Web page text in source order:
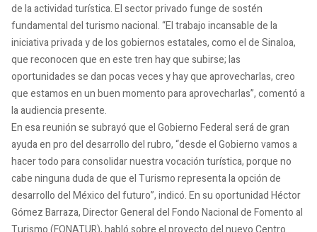
de la actividad turística. El sector privado funge de sostén
fundamental del turismo nacional. “El trabajo incansable de la
iniciativa privada y de los gobiernos estatales, como el de Sinaloa,
que reconocen que en este tren hay que subirse; las
oportunidades se dan pocas veces y hay que aprovecharlas, creo
que estamos en un buen momento para aprovecharlas”, comentó a
la audiencia presente.
En esa reunión se subrayó que el Gobierno Federal será de gran
ayuda en pro del desarrollo del rubro, “desde el Gobierno vamos a
hacer todo para consolidar nuestra vocación turística, porque no
cabe ninguna duda de que el Turismo representa la opción de
desarrollo del México del futuro”, indicó. En su oportunidad Héctor
Gómez Barraza, Director General del Fondo Nacional de Fomento al